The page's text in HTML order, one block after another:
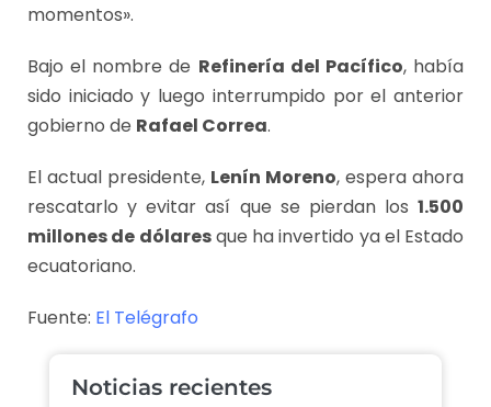
momentos».
Bajo el nombre de Refinería del Pacífico, había
sido iniciado y luego interrumpido por el anterior
gobierno de Rafael Correa.
El actual presidente, Lenín Moreno, espera ahora
rescatarlo y evitar así que se pierdan los 1.500
millones de dólaresque ha invertido ya el Estado
ecuatoriano.
Fuente: El Telégrafo
Noticias recientes